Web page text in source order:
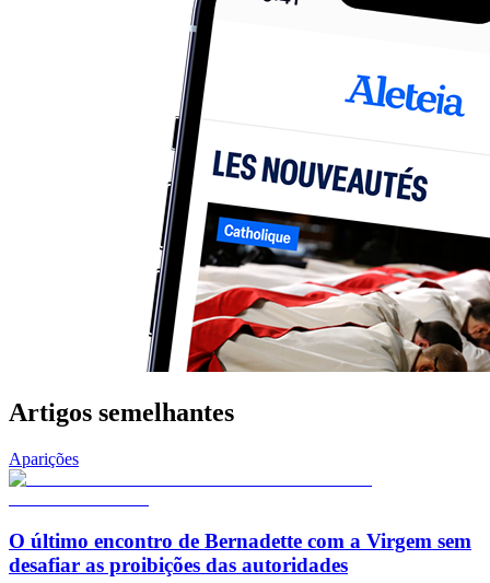
Artigos semelhantes
Aparições
O último encontro de Bernadette com a Virgem sem
desafiar as proibições das autoridades